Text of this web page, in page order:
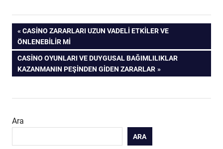
Yazı
gezinmesi
PREVIOUS
POST:
CASINO ZARARLARI UZUN VADELI ETKILER VE
ÖNLENEBILIR MI
NEXT
POST:
CASINO OYUNLARI VE DUYGUSAL BAĞIMLILIKLAR
KAZANMANIN PEŞINDEN GIDEN ZARARLAR
Ara
ARA